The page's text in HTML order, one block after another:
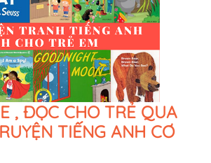
, ĐỌC CHO TRẺ QUA
TIẾNG ANH CƠ